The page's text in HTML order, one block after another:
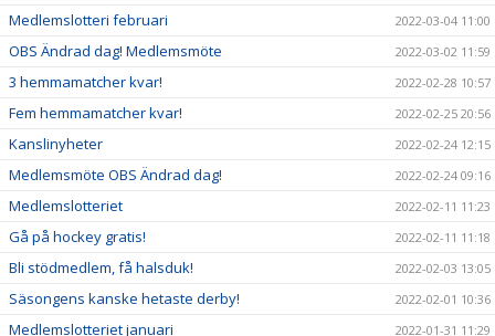
Medlemslotteri februari 2022-03-04 11:00
OBS Ändrad dag! Medlemsmöte 2022-03-02 11:59
3 hemmamatcher kvar! 2022-02-28 10:57
Fem hemmamatcher kvar! 2022-02-25 20:56
Kanslinyheter 2022-02-24 12:15
Medlemsmöte OBS Ändrad dag! 2022-02-24 09:16
Medlemslotteriet 2022-02-11 11:23
Gå på hockey gratis! 2022-02-11 11:18
Bli stödmedlem, få halsduk! 2022-02-03 13:05
Säsongens kanske hetaste derby! 2022-02-01 10:36
Medlemslotteriet januari 2022-01-31 11:29